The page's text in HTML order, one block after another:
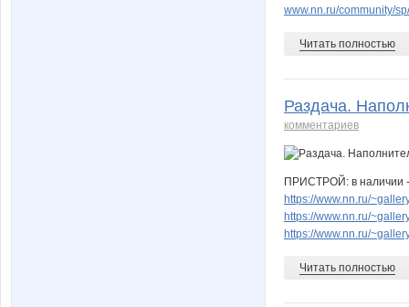
www.nn.ru/community/
Читать полностью
Раздача.
комментариев
ПРИСТРОЙ: в наличии -
https://www.nn.ru/
https://www.nn.ru/
https://www.nn.ru/
Читать полностью